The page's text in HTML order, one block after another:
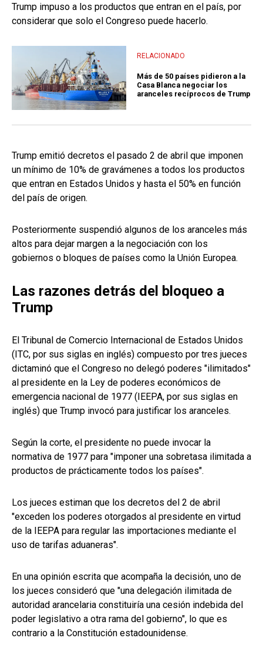
Trump impuso a los productos que entran en el país, por
considerar que solo el Congreso puede hacerlo.
RELACIONADO
Más de 50 países pidieron a la
Casa Blanca negociar los
aranceles recíprocos de Trump
Trump emitió decretos el pasado 2 de abril que imponen
un mínimo de 10% de gravámenes a todos los productos
que entran en Estados Unidos y hasta el 50% en función
del país de origen.
Posteriormente suspendió algunos de los aranceles más
altos para dejar margen a la negociación con los
gobiernos o bloques de países como la Unión Europea.
Las razones detrás del bloqueo a
Trump
El Tribunal de Comercio Internacional de Estados Unidos
(ITC, por sus siglas en inglés) compuesto por tres jueces
dictaminó que el Congreso no delegó poderes "ilimitados"
al presidente en la Ley de poderes económicos de
emergencia nacional de 1977 (IEEPA, por sus siglas en
inglés) que Trump invocó para justificar los aranceles.
Según la corte, el presidente no puede invocar la
normativa de 1977 para "imponer una sobretasa ilimitada a
productos de prácticamente todos los países".
Los jueces estiman que los decretos del 2 de abril
"exceden los poderes otorgados al presidente en virtud
de la IEEPA para regular las importaciones mediante el
uso de tarifas aduaneras".
En una opinión escrita que acompaña la decisión, uno de
los jueces consideró que "una delegación ilimitada de
autoridad arancelaria constituiría una cesión indebida del
poder legislativo a otra rama del gobierno", lo que es
contrario a la Constitución estadounidense.